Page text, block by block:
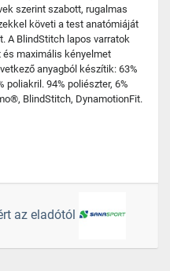
szerint szabott, rugalmas
követi a test anatómiáját
A BlindStitch lapos varratok
maximális kényelmet
anyagból készítik: 63%
poliakril. 94% poliészter, 6%
BlindStitch, DynamotionFit.
az eladótól